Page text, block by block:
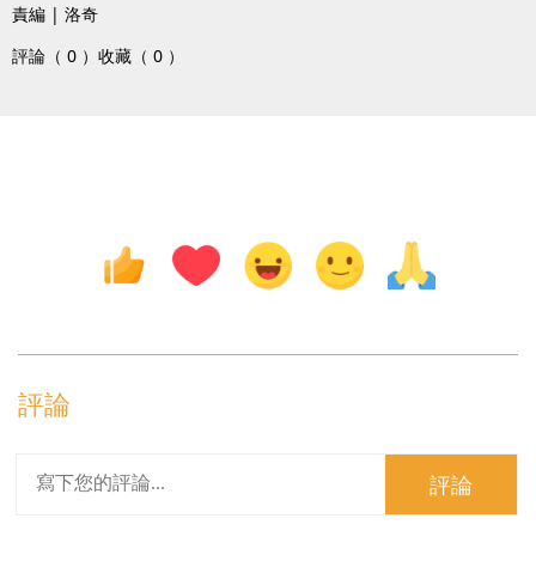
責編 | 洛奇
評論（ 0 ） 收藏（ 0 ）
評論
評論